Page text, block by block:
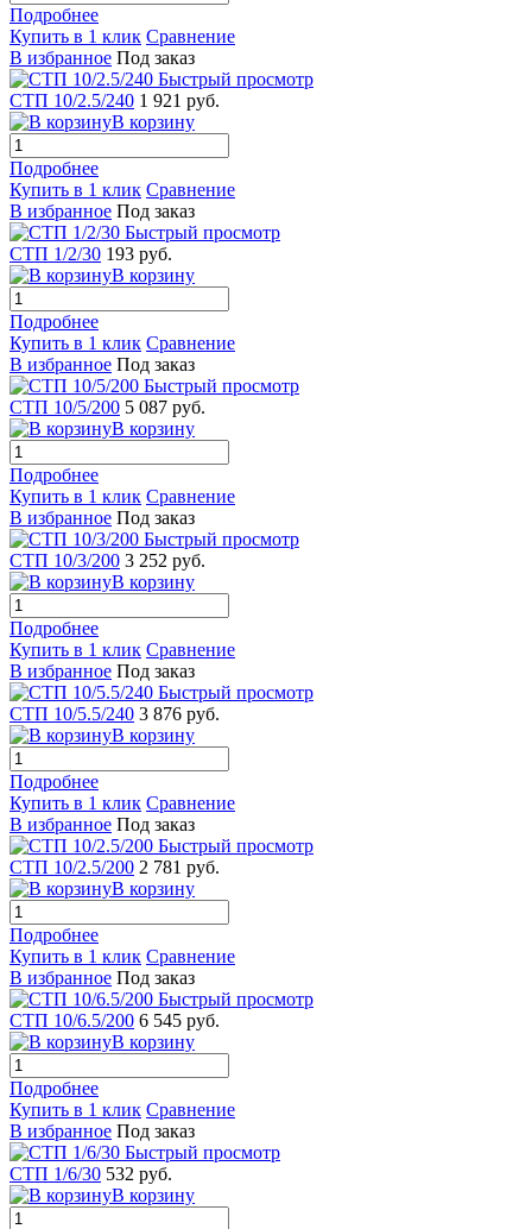
Подробнее
Купить в 1 клик Сравнение
В избранное Под заказ
Быстрый просмотр
СТП 10/2.5/240 1 921 руб.
В корзину
Подробнее
Купить в 1 клик Сравнение
В избранное Под заказ
Быстрый просмотр
СТП 1/2/30 193 руб.
В корзину
Подробнее
Купить в 1 клик Сравнение
В избранное Под заказ
Быстрый просмотр
СТП 10/5/200 5 087 руб.
В корзину
Подробнее
Купить в 1 клик Сравнение
В избранное Под заказ
Быстрый просмотр
СТП 10/3/200 3 252 руб.
В корзину
Подробнее
Купить в 1 клик Сравнение
В избранное Под заказ
Быстрый просмотр
СТП 10/5.5/240 3 876 руб.
В корзину
Подробнее
Купить в 1 клик Сравнение
В избранное Под заказ
Быстрый просмотр
СТП 10/2.5/200 2 781 руб.
В корзину
Подробнее
Купить в 1 клик Сравнение
В избранное Под заказ
Быстрый просмотр
СТП 10/6.5/200 6 545 руб.
В корзину
Подробнее
Купить в 1 клик Сравнение
В избранное Под заказ
Быстрый просмотр
СТП 1/6/30 532 руб.
В корзину